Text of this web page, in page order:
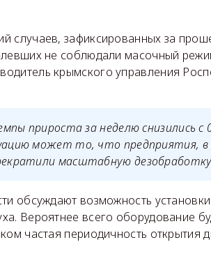
случаев, зафиксированных за
не соблюдали масочный
крымского управления
прироста за неделю снизились с
может то, что предприятия, в
масштабную
обсуждают возможность
Вероятнее всего оборудование
частая периодичность открытия